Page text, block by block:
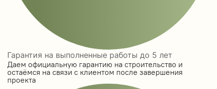
Гарантия на выполненные работы до 5 лет
Даем официальную гарантию на строительство и
остаёмся на связи с клиентом после завершения
проекта